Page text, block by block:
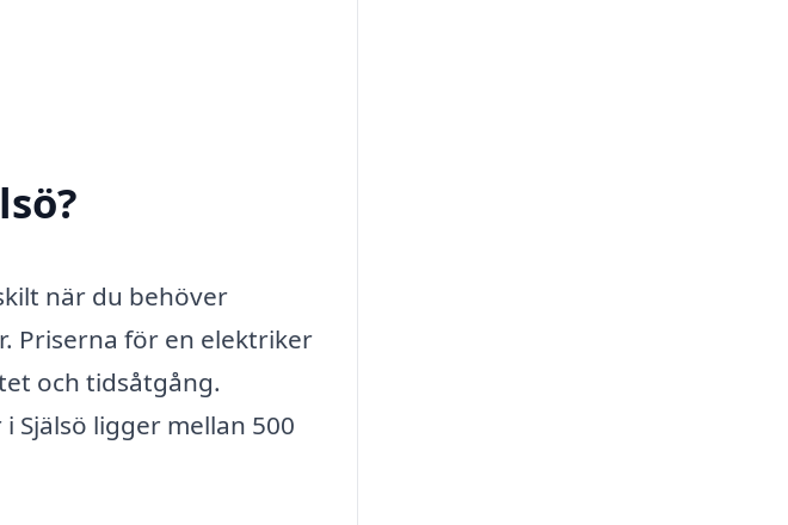
när du behöver
Priserna för en elektriker
och tidsåtgång.
ligger mellan 500